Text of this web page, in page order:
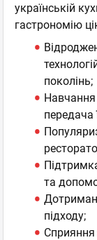
українській
гастрономію
поколінь;
Навчання
передача
та
підходу;
Сприяння